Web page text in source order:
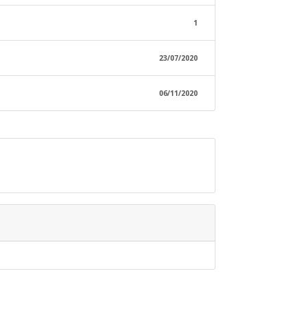
1
23/07/2020
06/11/2020